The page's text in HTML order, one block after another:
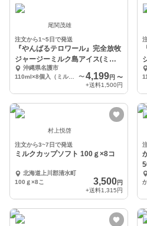
尾関茂雄
注文から1~5日で発送
『やんばるテロワール』完全放牧
ジャージーミルク島アイス(ミル
ク・カカオニブ)
沖縄県名護市
110ml×8個入（ミルク4個・カカオニブ4個)
〜 4,199円 〜
+送料1,500円
村上悦啓
注文から3~7日で発送
ミルクカップソフト 100ｇ×8コ
北海道上川郡清水町
100ｇ×8こ
3,500円
+送料1,315円